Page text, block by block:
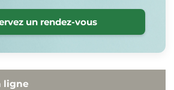
un rendez-vous
ligne